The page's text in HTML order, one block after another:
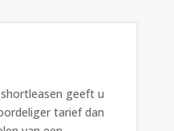
geeft u
tarief dan